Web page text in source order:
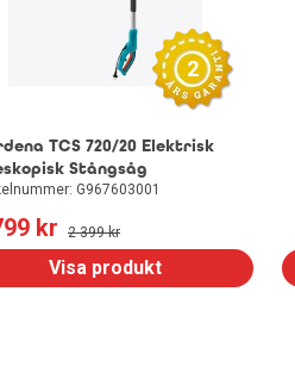
2
TCS 720/20 Elektrisk
Stångsåg
G967603001
kr 2 399 kr
Visa produkt